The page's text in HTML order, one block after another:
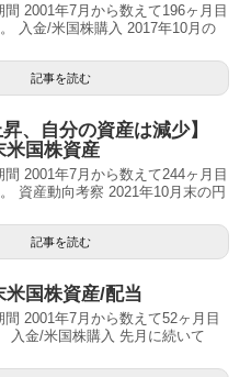
2001年7月から数えて196ヶ月目
。 入金/米国株購入 2017年10月の
記事を読む
昇、自分の資産は減少】
米国株資産
2001年7月から数えて244ヶ月目
。 資産動向考察 2021年10月末の円
記事を読む
米国株資産/配当
2001年7月から数えて52ヶ月目
入金/米国株購入 先月に続いて